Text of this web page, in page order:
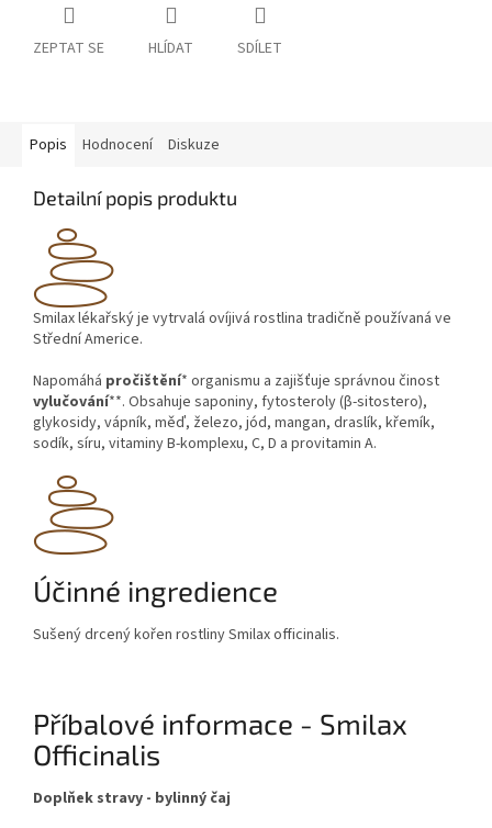
ZEPTAT SE HLÍDAT SDÍLET
Popis Hodnocení Diskuze
Detailní popis produktu
Smilax lékařský je vytrvalá ovíjivá rostlina tradičně používaná ve
Střední Americe.
Napomáhá pročištění* organismu a zajišťuje správnou činost
vylučování**. Obsahuje saponiny, fytosteroly (β-sitostero),
glykosidy, vápník, měď, železo, jód, mangan, draslík, křemík,
sodík, síru, vitaminy B-komplexu, C, D a provitamin A.
Účinné ingredience
Sušený drcený kořen rostliny Smilax officinalis.
Příbalové informace - Smilax
Officinalis
Doplňek stravy - bylinný čaj